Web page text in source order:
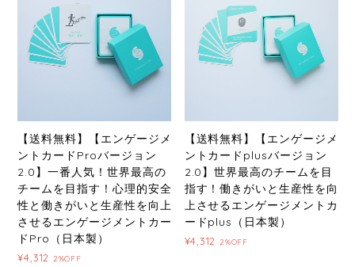
【送料無料】【エンゲージメ
ントカードProバージョン
2.0】一番人気！世界最高の
チームを目指す！心理的安全
性と働きがいと生産性を向上
させるエンゲージメントカー
ドPro（日本製）
¥4,312 2%OFF
【送料無料】【エンゲージメ
ントカードplusバージョン
2.0】世界最高のチームを目
指す！働きがいと生産性を向
上させるエンゲージメントカ
ードplus（日本製）
¥4,312 2%OFF